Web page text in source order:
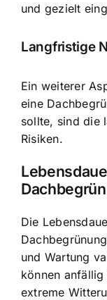
und gezielt
Langfristige
Ein weiterer
eine
sollte, sind die
Risiken.
Die
und Wartung
können
extreme